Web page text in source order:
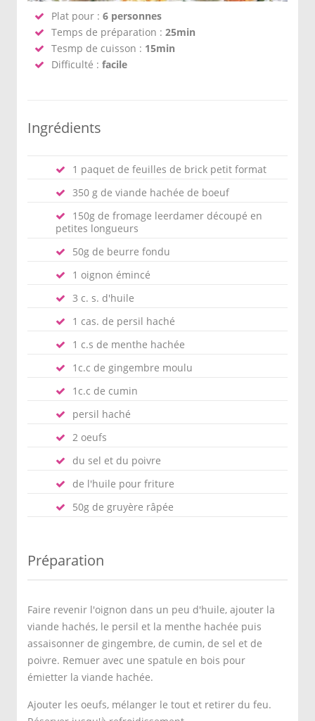
Plat pour : 6 personnes
Temps de préparation : 25min
Tesmp de cuisson : 15min
Difficulté : facile
Ingrédients
1 paquet de feuilles de brick petit format
350 g de viande hachée de boeuf
150g de fromage leerdamer découpé en
petites longueurs
50g de beurre fondu
1 oignon émincé
3 c. s. d'huile
1 cas. de persil haché
1 c.s de menthe hachée
1c.c de gingembre moulu
1c.c de cumin
persil haché
2 oeufs
du sel et du poivre
de l'huile pour friture
50g de gruyère râpée
Préparation
Faire revenir l'oignon dans un peu d'huile, ajouter la
viande hachés, le persil et la menthe hachée puis
assaisonner de gingembre, de cumin, de sel et de
poivre. Remuer avec une spatule en bois pour
émietter la viande hachée.
Ajouter les oeufs, mélanger le tout et retirer du feu.